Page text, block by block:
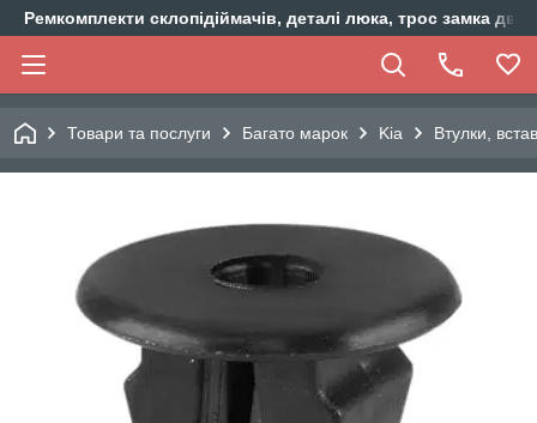
Ремкомплекти склопідіймачів, деталі люка, трос замка
Товари та послуги Багато марок Kia Втулки,